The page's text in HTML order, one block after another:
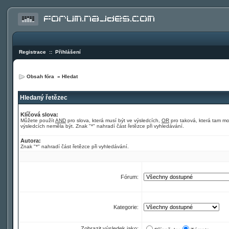
Registrace :: Přihlášení
Obsah fóra » Hledat
Hledaný řetězec
Klíčová slova:
Můžete použítAND pro slova, která musí být ve výsledcích, OR pro taková, která tam
výsledcích neměla být. Znak "*" nahradí část řetězce při vyhledávání.
Autora:
Znak "*" nahradí část řetězce při vyhledávání.
Fórum:
Kategorie: